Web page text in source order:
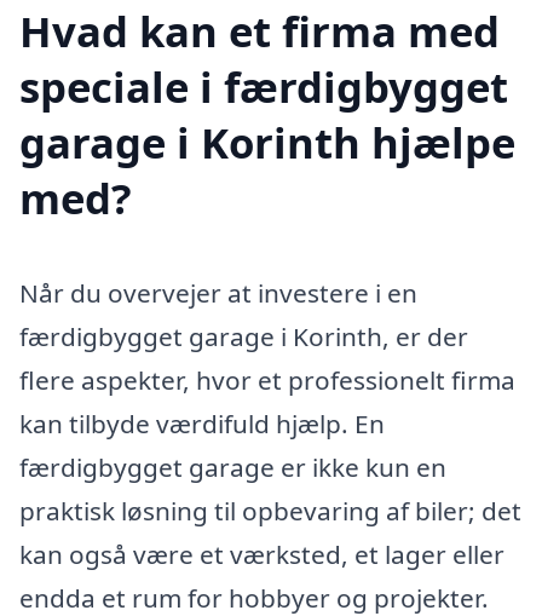
Hvad kan et firma med
speciale i færdigbygget
garage i Korinth hjælpe
med?
Når du overvejer at investere i en
færdigbygget garage i Korinth, er der
flere aspekter, hvor et professionelt firma
kan tilbyde værdifuld hjælp. En
færdigbygget garage er ikke kun en
praktisk løsning til opbevaring af biler; det
kan også være et værksted, et lager eller
endda et rum for hobbyer og projekter.